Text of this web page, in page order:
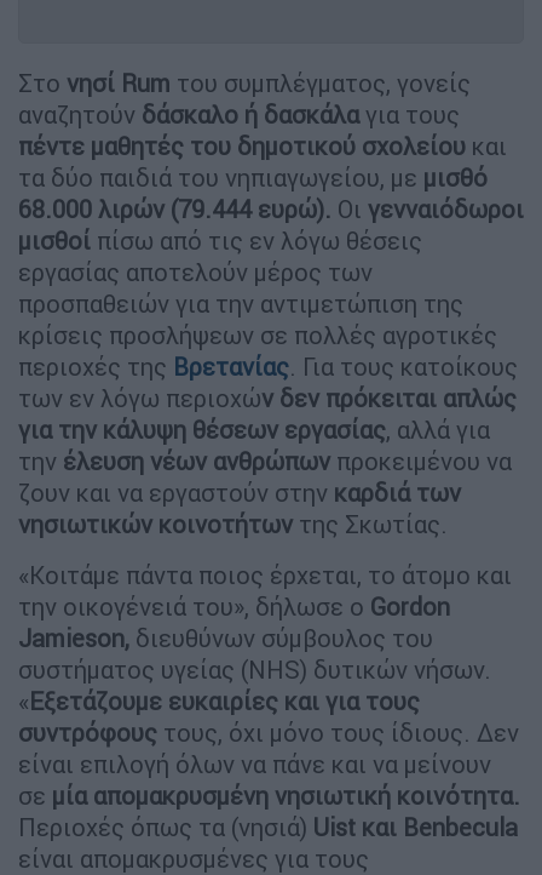
Στο νησί Rum του συμπλέγματος, γονείς
αναζητούν δάσκαλο ή δασκάλαγια τους
πέντε μαθητές του δημοτικού σχολείου και
τα δύο παιδιά του νηπιαγωγείου, με μισθό
68.000 λιρών (79.444 ευρώ). Οι γενναιόδωροι
μισθοί πίσω από τις εν λόγω θέσεις
εργασίας αποτελούν μέρος των
προσπαθειών για την αντιμετώπιση της
κρίσεις προσλήψεων σε πολλές αγροτικές
περιοχές της Βρετανίας. Για τους κατοίκους
των εν λόγω περιοχών δεν πρόκειται απλώς
για την κάλυψη θέσεων εργασίας, αλλά για
την έλευση νέων ανθρώπων προκειμένου να
ζουν και να εργαστούν στην καρδιά των
νησιωτικών κοινοτήτων της Σκωτίας.
«Κοιτάμε πάντα ποιος έρχεται, το άτομο και
την οικογένειά του», δήλωσε ο Gordon
Jamieson, διευθύνων σύμβουλος του
συστήματος υγείας (NHS) δυτικών νήσων.
«Εξετάζουμε ευκαιρίες και για τους
συντρόφους τους, όχι μόνο τους ίδιους. Δεν
είναι επιλογή όλων να πάνε και να μείνουν
σε μία απομακρυσμένη νησιωτική κοινότητα.
Περιοχές όπως τα (νησιά) Uist και Benbecula
είναι απομακρυσμένες για τους